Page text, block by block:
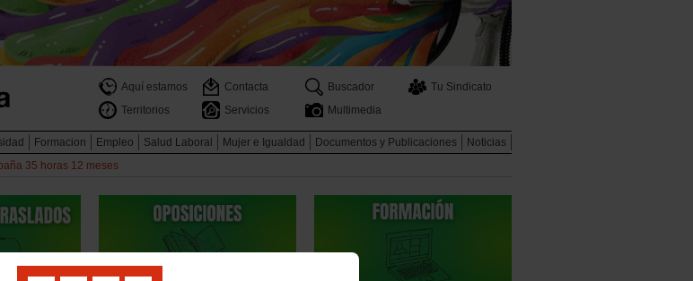
Aquí estamos Contacta Buscador
Tu Sindicato
Territorios
Servicios Multimedia
Formacion Empleo Salud Laboral Mujer e Igualdad Documentos y Publicaciones
Noticias
35 horas 12 meses